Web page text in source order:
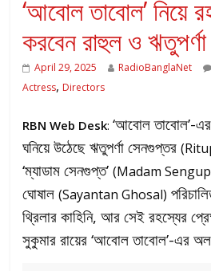
‘আবোল তাবোল’ নিয়ে
করবেন রাহুল ও ঋতুপর্ণা
April 29, 2025 RadioBanglaNet
Actress, Directors
RBN Web Desk:‘আবোল তাবোল’-এর
ঘনিয়ে উঠেছে ঋতুপর্ণা সেনগুপ্তর
‘ম্যাডাম সেনগুপ্ত’(Madam
ঘোষাল(Sayantan Ghosal)
থ্রিলার কাহিনি, আর সেই রহস্যের
সুকুমার রায়ের ‘আবোল তাবোল’-এর